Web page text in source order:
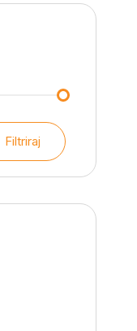
Min
cijena
Maks
cijena
Filtriraj